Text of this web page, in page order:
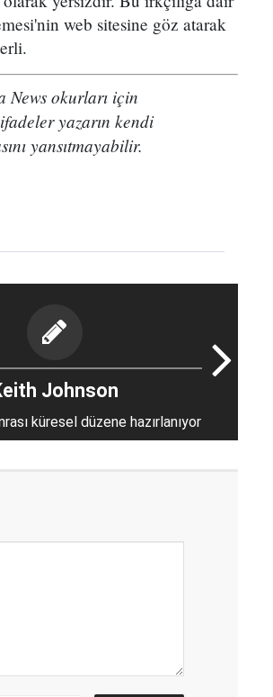
web sitesine göz atarak
News okurları için
yazarın kendi
yansıtmayabilir.
Johnson
küresel düzene hazırlanıyor